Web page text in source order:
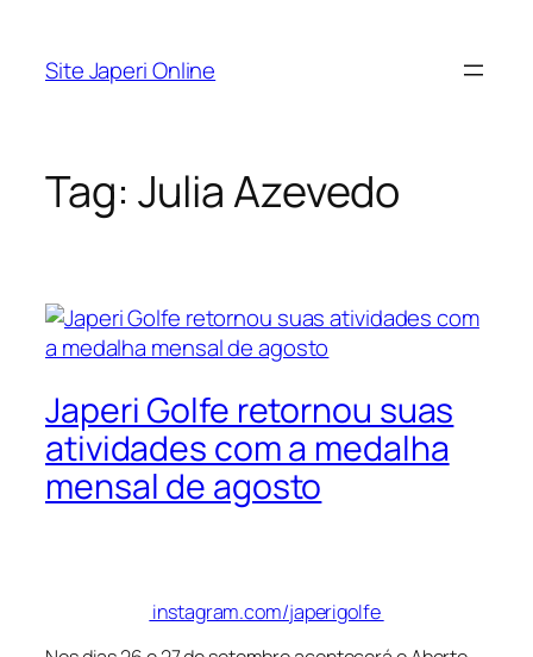
Site Japeri Online
Tag: Julia Azevedo
Japeri Golfe retornou suas
atividades com a medalha
mensal de agosto
instagram.com/japerigolfe